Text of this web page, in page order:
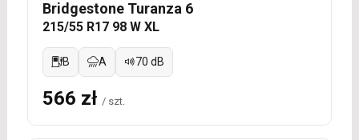
Bridgestone Turanza 6
215/55 R17 98 W XL
B A 70 dB
566 zł / szt.